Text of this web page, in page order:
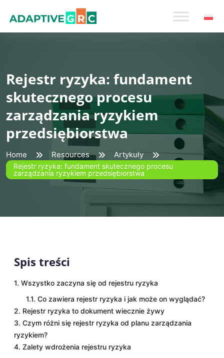
Rejestr ryzyka: fundament
skutecznego procesu
zarządzania ryzykiem
przedsiębiorstwa
Home Resources Artykuły
Rejestr ryzyka: fundament skutecznego procesu
zarządzania ryzykiem przedsiębiorstwa
Spis treści
1. Wszystko zaczyna się od rejestru ryzyka
1.1. Co zawiera rejestr ryzyka i jak może on wyglądać?
2. Rejestr ryzyka to dokument wiecznie żywy
3. Czym różni się rejestr ryzyka od planu zarządzania
ryzykiem?
4. Zalety wdrożenia rejestru ryzyka